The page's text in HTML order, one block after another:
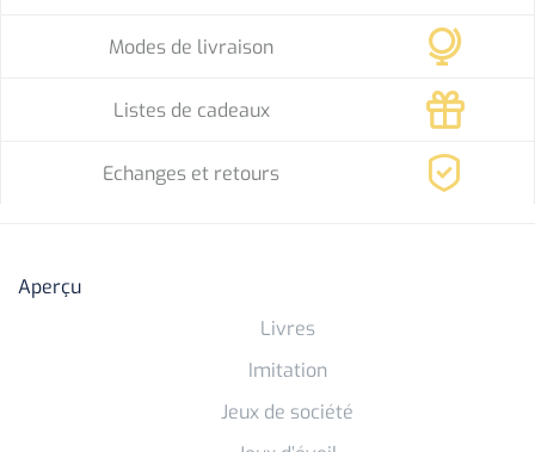
Modes de livraison
Listes de cadeaux
Echanges et retours
Aperçu
Livres
Imitation
Jeux de société